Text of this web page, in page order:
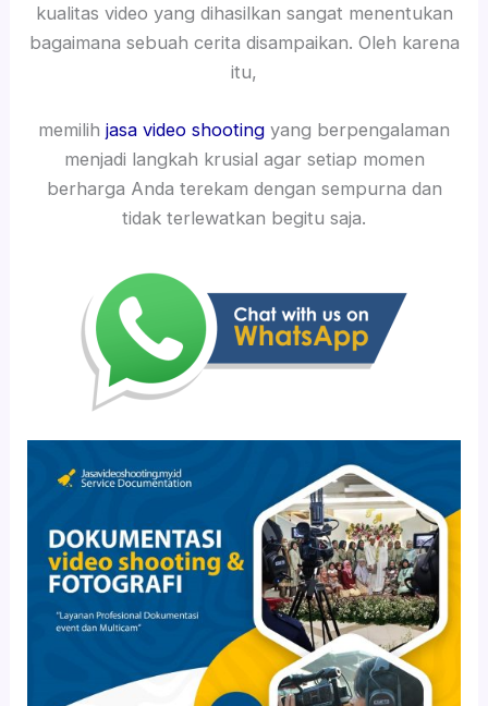
kualitas video yang dihasilkan sangat menentukan
bagaimana sebuah cerita disampaikan. Oleh karena
itu,
memilih jasa video shooting yang berpengalaman
menjadi langkah krusial agar setiap momen
berharga Anda terekam dengan sempurna dan
tidak terlewatkan begitu saja.